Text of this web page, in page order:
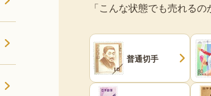
「こんな状態でも売れる
普通切手